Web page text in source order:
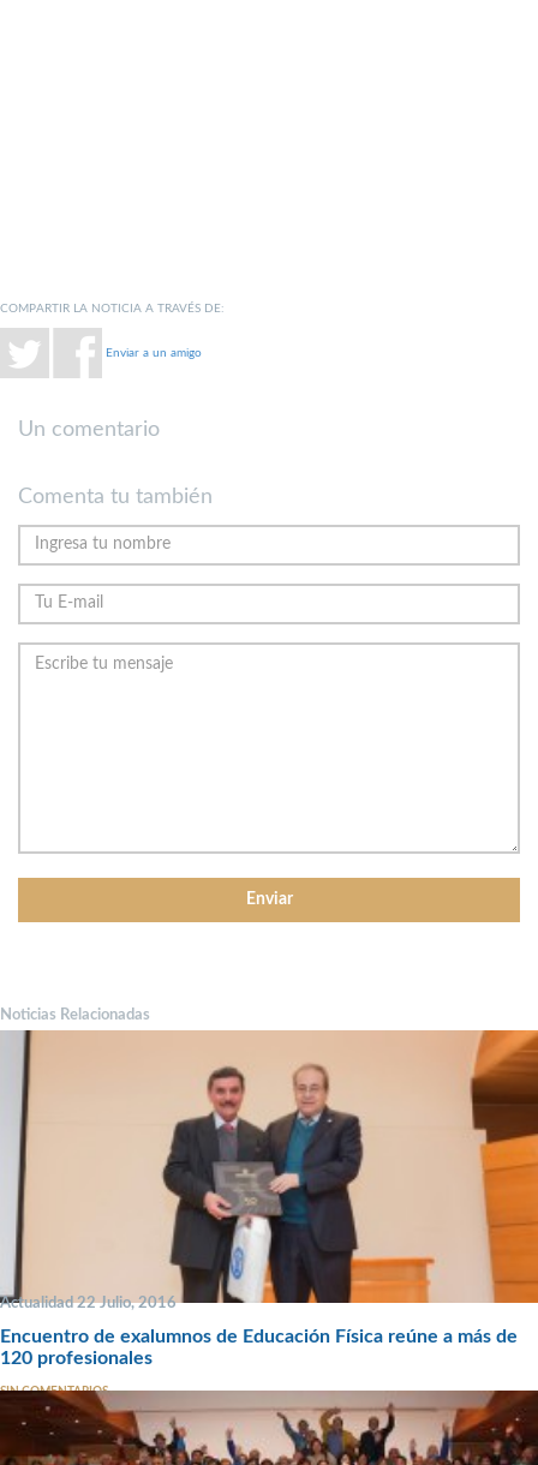
COMPARTIR LA NOTICIA A TRAVÉS DE:
Enviar a un amigo
Un comentario
Comenta tu también
Noticias Relacionadas
Actualidad 22 Julio, 2016
Encuentro de exalumnos de Educación Física reúne a más de
120 profesionales
SIN COMENTARIOS